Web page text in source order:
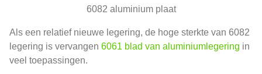
6082 aluminium plaat
Als een relatief nieuwe legering, de hoge sterkte van 6082
legering is vervangen 6061 blad van aluminiumlegering in
veel toepassingen.